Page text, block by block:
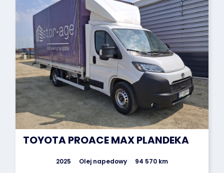
TOYOTA PROACE MAX PLANDEKA
2025 Olej napedowy 94 570 km